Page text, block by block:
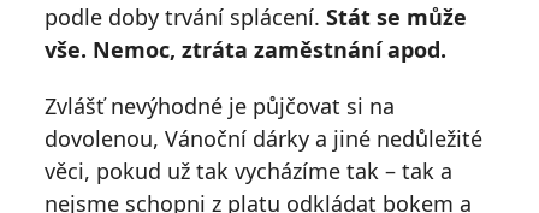
podle doby trvání splácení.Stát se může
vše. Nemoc, ztráta zaměstnání apod.
Zvlášť nevýhodné je půjčovat si na
dovolenou, Vánoční dárky a jiné nedůležité
věci, pokud už tak vycházíme tak – tak a
nejsme schopni z platu odkládat bokem a